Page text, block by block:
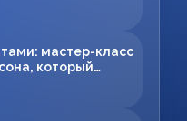
мастер-класс
который
в регионе